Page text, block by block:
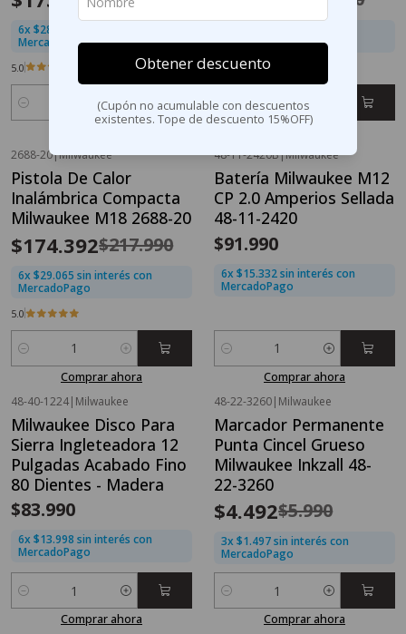
6x $28.899 sin interés con
MercadoPago
5.0
Cantidad
MercadoPago
Cantidad
OFERTA FLASH⚡
-20%OFF
2688-20|Milwaukee
Pistola De Calor
Inalámbrica Compacta
Milwaukee M18 2688-20
$174.392$217.990
6x $29.065 sin interés con
MercadoPago
5.0
Cantidad
Comprar ahora
48-11-2420B|Milwaukee
Batería Milwaukee M12
CP 2.0 Amperios Sellada
48-11-2420
$91.990
6x $15.332 sin interés con
MercadoPago
Cantidad
Comprar ahora
48-40-1224| Milwaukee
Milwaukee Disco Para
Sierra Ingleteadora 12
Pulgadas Acabado Fino
80 Dientes - Madera
$83.990
6x $13.998 sin interés con
MercadoPago
Cantidad
Comprar ahora
OFERTA FLASH⚡
-25%OFF
48-22-3260| Milwaukee
Marcador Permanente
Punta Cincel Grueso
Milwaukee Inkzall 48-
22-3260
$4.492$5.990
3x $1.497 sin interés con
MercadoPago
Cantidad
Comprar ahora
Obtener descuento
(Cupón no acumulable con descuentos
existentes. Tope de descuento 15%OFF)